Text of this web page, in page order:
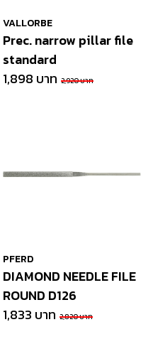
VALLORBE
Prec. narrow pillar file
standard
1,898 บาท 2,920 บาท
PFERD
DIAMOND NEEDLE FILE
ROUND D126
1,833 บาท 2,820 บาท